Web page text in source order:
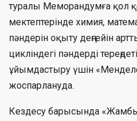
туралы Меморандумға қол
мектептерінде химия,
пәндерін оқыту деңгейін
цикліндегі пәндерді
ұйымдастыру үшін
жоспарлануда.
Кездесу барысында